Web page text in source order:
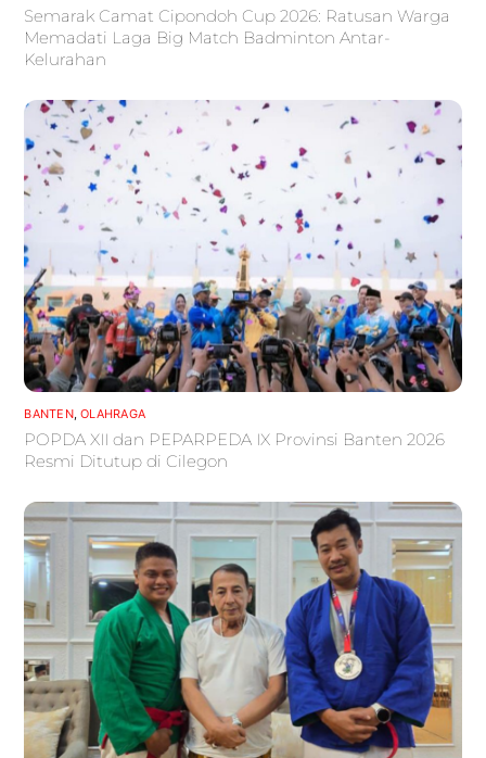
Semarak Camat Cipondoh Cup 2026: Ratusan Warga
Memadati Laga Big Match Badminton Antar-
Kelurahan
BANTEN,OLAHRAGA
POPDA XII dan PEPARPEDA IX Provinsi Banten 2026
Resmi Ditutup di Cilegon